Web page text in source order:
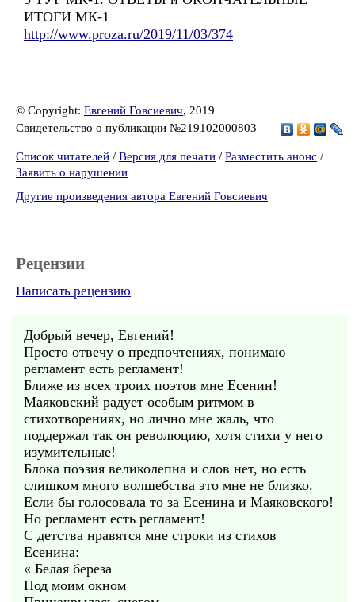
ИТОГИ МК-1
http://www.proza.ru/2019/11/03/374
© Copyright: Евгений Говсиевич, 2019
Свидетельство о публикации №219102000803
Список читателей / Версия для печати / Разместить анонс /
Заявить о нарушении
Другие произведения автора Евгений Говсиевич
Рецензии
Написать рецензию
Добрый вечер, Евгений!
Просто отвечу о предпочтениях, понимаю
регламент есть регламент!
Ближе из всех троих поэтов мне Есенин!
Маяковский радует особым ритмом в
стихотворениях, но лично мне жаль, что
поддержал так он революцию, хотя стихи у него
изумительные!
Блока поэзия великолепна и слов нет, но есть
слишком много волшебства это мне не близко.
Если бы голосовала то за Есенина и Маяковского!
Но регламент есть регламент!
С детства нравятся мне строки из стихов
Есенина:
« Белая береза
Под моим окном